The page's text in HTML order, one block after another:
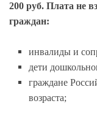
200 руб. Плата не
граждан:
инвалиды и
дети
граждане
возраста;